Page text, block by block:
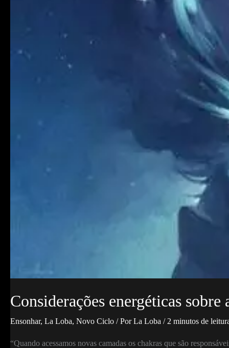
Considerações energéticas
Ensonhar, La Loba, Novo Ciclo / PorLa Loba / 2 minutos de
“Quando acessamos novas camadas os chakras que são